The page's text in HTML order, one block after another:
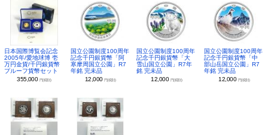
日本国際博覧会記念
2005年/愛地球博 壱
万円金貨/千円銀貨幣
プルーフ貨幣セット
355,000 円(税別)
国立公園制度100周年
記念千円銀貨幣「阿
寒摩周国立公園」R7
年銘 完未品
12,000 円(税別)
国立公園制度100周年
記念千円銀貨幣「大
雪山国立公園」R7年
銘 完未品
12,000 円(税別)
国立公園制度100周年
記念千円銀貨幣「中
部山岳国立公園」R7
年銘 完未品
12,000 円(税別)